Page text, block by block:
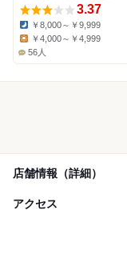
3.37
Dinner:
￥8,000～￥9,999
Lunch:
￥4,000～￥4,999
56人
店舗情報（詳細）
アクセス